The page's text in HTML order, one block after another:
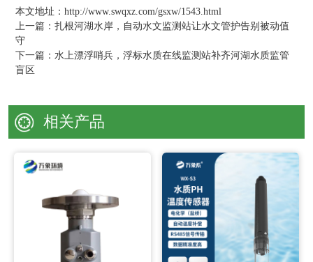
本文地址：http://www.swqxz.com/gsxw/1543.html
上一篇： 扎根河湖水岸，自动水文监测站让水文管护告别被动值
守
下一篇： 水上漂浮哨兵，浮标水质在线监测站补齐河湖水质监管
盲区
相关产品